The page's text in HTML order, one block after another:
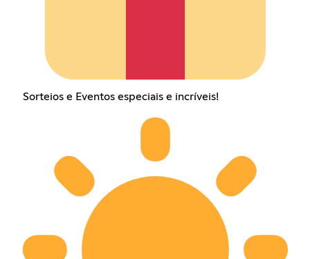
Sorteios e Eventos especiais e incríveis!